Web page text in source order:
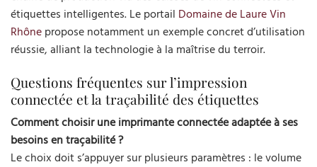
étiquettes intelligentes. Le portail Domaine de Laure Vin
Rhône propose notamment un exemple concret d’utilisation
réussie, alliant la technologie à la maîtrise du terroir.
Questions fréquentes sur l’impression
connectée et la traçabilité des étiquettes
Comment choisir une imprimante connectée adaptée à ses
besoins en traçabilité ?
Le choix doit s’appuyer sur plusieurs paramètres : le volume